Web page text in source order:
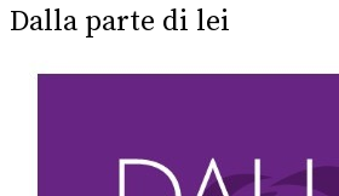
Dalla parte di lei